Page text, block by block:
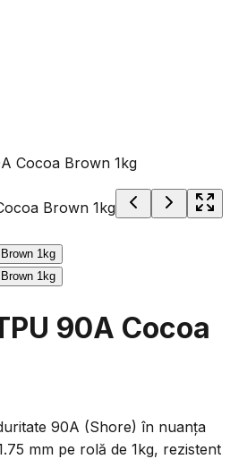
Cocoa Brown 1kg
90A Cocoa
90A (Shore) în nuanța
mm pe rolă de 1kg, rezistent